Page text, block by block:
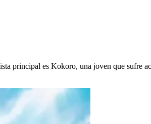
principal es Kokoro, una joven que sufre